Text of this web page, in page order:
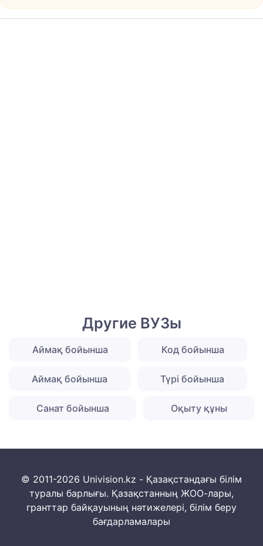
Другие ВУЗы
Аймақ бойынша Код бойынша
Аймақ бойынша Түрі бойынша
Санат бойынша Оқыту құны
© 2011-2026 Univision.kz - Қазақстандағы білім
туралы барлығы. Қазақстанның ЖОО-лары,
гранттар байқауының нәтижелері, білім беру
бағдарламалары